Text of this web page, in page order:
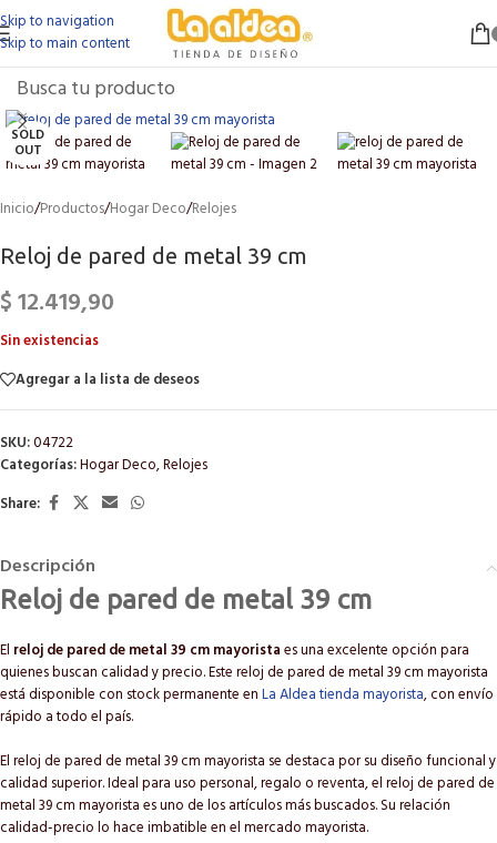
Skip to navigation
Skip to main content
SOLD
OUT
Click to enlarge
Inicio/Productos/Hogar Deco/Relojes
Reloj de pared de metal 39 cm
$12.419,90
Sin existencias
Agregar a la lista de deseos
SKU:04722
Categorías:Hogar Deco,Relojes
Share:
Descripción
Reloj de pared de metal 39 cm
El reloj de pared de metal 39 cm mayoristaes una excelente opción para
quienes buscan calidad y precio. Este reloj de pared de metal 39 cm mayorista
está disponible con stock permanente enLa Aldea tienda mayorista, con envío
rápido a todo el país.
El reloj de pared de metal 39 cm mayorista se destaca por su diseño funcional y
calidad superior. Ideal para uso personal, regalo o reventa, el reloj de pared de
metal 39 cm mayorista es uno de los artículos más buscados. Su relación
calidad-precio lo hace imbatible en el mercado mayorista.